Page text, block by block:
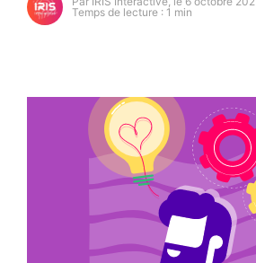
Temps de lecture : 1 min